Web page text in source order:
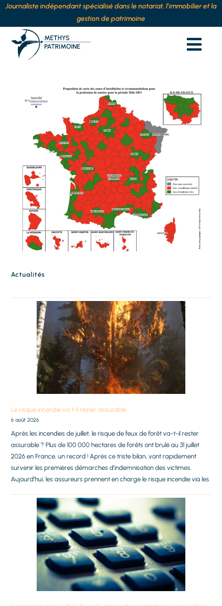
Journaliste indépendant spécialisé dans le notariat, l’immobilier et la
gestion de patrimoine
Actualités
Le risque incendie va t-il rester assurable
6 août 2026
Après les incendies de juillet, le risque de feux de forêt va-t-il rester
assurable ? Plus de 100 000 hectares de forêts ont brulé au 31 juillet
2026 en France, un record ! Après ce triste bilan, vont rapidement
survenir les premières démarches d’indemnisation des victimes.
Aujourd’hui, les assureurs prennent en charge le risque incendie via les